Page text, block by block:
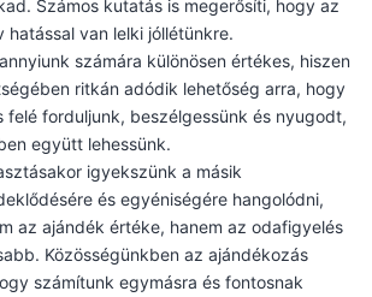
Számos kutatás is megerősíti, hogy az
van lelki jóllétünkre.
számára különösen értékes, hiszen
ritkán adódik lehetőség arra, hogy
felé forduljunk, beszélgessünk és nyugodt,
együtt lehessünk.
igyekszünk a másik
és egyéniségére hangolódni,
az ajándék értéke, hanem az odafigyelés
Közösségünkben az ajándékozás
számítunk egymásra és fontosnak